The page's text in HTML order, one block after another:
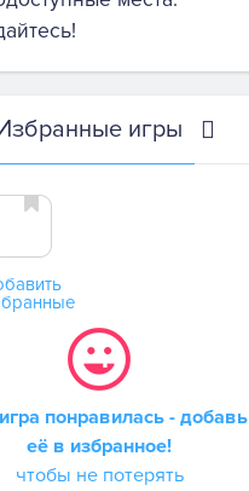
игры
понравилась - добавь
её в избранное!
чтобы не потерять